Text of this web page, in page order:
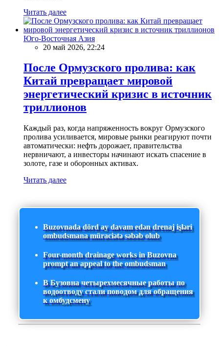
Читать далее
Юго-Восточная Азия
20 май 2026, 22:24
После Ормузского пролива: как
Китай превращает мировой
энергетический кризис в источник
триллионов
Каждый раз, когда напряженность вокруг Ормузского
пролива усиливается, мировые рынки реагируют почти
автоматически: нефть дорожает, правительства
нервничают, а инвесторы начинают искать спасение в
золоте, газе и оборонных активах.
Читать далее
Buzovnada dörd ay davam edən drenaj işləri
ombudsmana müraciətə səbəb olub
Four-month drainage works in Buzovna
prompt an appeal to the ombudsman
В Бузовна четырехмесячные работы по
водоотводу стали поводом для обращения
к омбудсмену